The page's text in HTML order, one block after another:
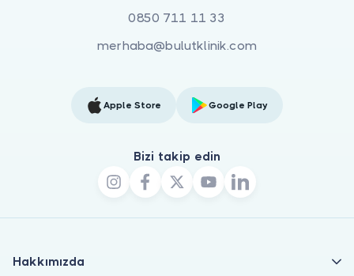
0850 711 11 33
merhaba@bulutklinik.com
Apple Store Google Play
Bizi takip edin
Hakkımızda